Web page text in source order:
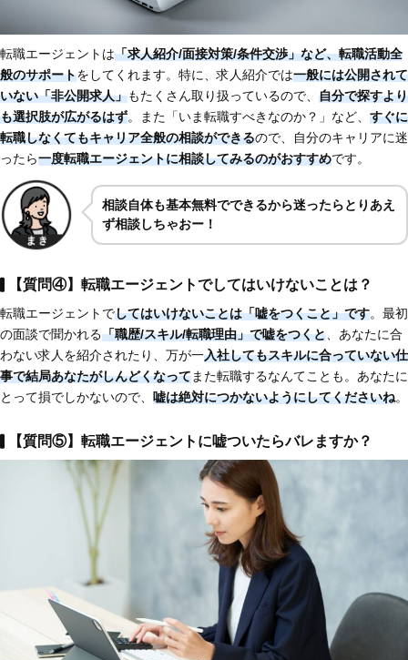
転職エージェントは「求人紹介/面接対策/条件交渉」など、転職活動全
般のサポートをしてくれます。特に、求人紹介では一般には公開されて
いない「非公開求人」もたくさん取り扱っているので、 自分で探すより
も選択肢が広がるはず。また「いま転職すべきなのか？」など、 すぐに
転職しなくてもキャリア全般の相談ができるので、自分のキャリアに迷
ったら一度転職エージェントに相談してみるのがおすすめです。
相談自体も基本無料でできるから迷ったらとりあえ
ず相談しちゃおー！
【質問④】転職エージェントでしてはいけないことは？
転職エージェントでしてはいけないことは「嘘をつくこと」です。最初
の面談で聞かれる「職歴/スキル/転職理由」で嘘をつくと、あなたに合
わない求人を紹介されたり、万が一入社してもスキルに合っていない仕
事で結局あなたがしんどくなってまた転職するなんてことも。あなたに
とって損でしかないので、 嘘は絶対につかないようにしてくださいね。
【質問⑤】転職エージェントに嘘ついたらバレますか？